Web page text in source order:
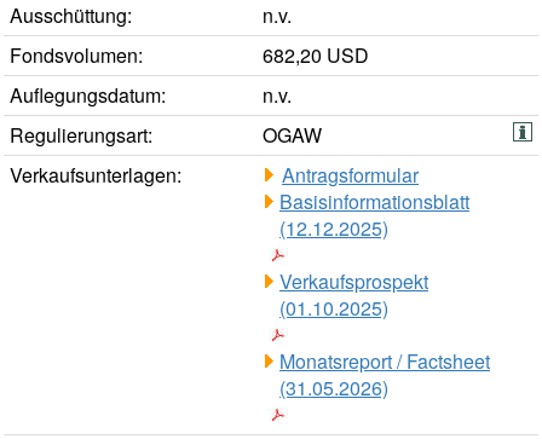
Ausschüttung:
n.v.
Fondsvolumen:
682,20 USD
Auflegungsdatum:
n.v.
Regulierungsart:
OGAW
Verkaufsunterlagen:
Antragsformular
Basisinformationsblatt
(12.12.2025)
Verkaufsprospekt
(01.10.2025)
Monatsreport / Factsheet
(31.05.2026)